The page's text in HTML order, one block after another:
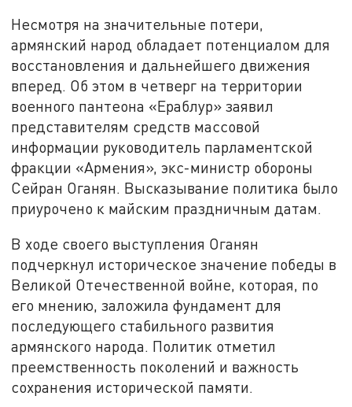
Несмотря на значительные потери,
армянский народ обладает потенциалом для
восстановления и дальнейшего движения
вперед. Об этом в четверг на территории
военного пантеона «Ераблур» заявил
представителям средств массовой
информации руководитель парламентской
фракции «Армения», экс-министр обороны
Сейран Оганян. Высказывание политика было
приурочено к майским праздничным датам.
В ходе своего выступления Оганян
подчеркнул историческое значение победы в
Великой Отечественной войне, которая, по
его мнению, заложила фундамент для
последующего стабильного развития
армянского народа. Политик отметил
преемственность поколений и важность
сохранения исторической памяти.